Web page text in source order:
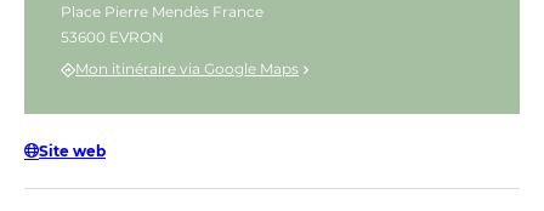
Place Pierre Mendès France
53600 EVRON
Mon itinéraire via Google Maps
Site web